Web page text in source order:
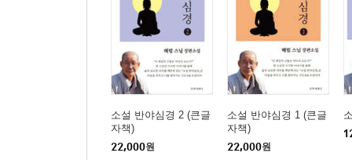
황혼의 가장자리‥162 | 운치 있는 삶‥166 | 풍경
그래도 우리가 갈 곳은 이제 한 군데 남았다‥171
제6장 이번 생, 다음 생
세상은 인연이고 살아가는 무대다‥183 | 달은 져
죽은 이가 하는 일은 가끔 산 사람을 부르는 일이
만행(卍行)‥195 | 개똥밭에 굴러도 이승이 좋다
이번 생, 다음 생‥204 | 홀로 가고 홀로 온다‥207
소설 반야심경 2 (큰글
자책)
22,000원
소설 반야심경 1 (큰글
자책)
22,000원